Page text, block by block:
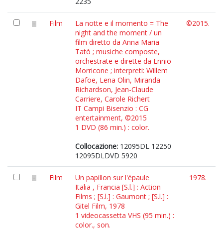
Film
La notte e il momento = The
night and the moment / un
film diretto da Anna Maria
Tatò ; musiche composte,
orchestrate e dirette da Ennio
Morricone ; interpreti: Willem
Dafoe, Lena Olin, Miranda
Richardson, Jean-Claude
Carriere, Carole Richert
IT Campi Bisenzio : CG
entertainment, ©2015
1 DVD (86 min.) : color.
Collocazione: 12095DL 12250
12095DLDVD 5920
©2015.
Film
Un papillon sur l'épaule
Italia , Francia [S.l.] : Action
Films ; [S.l.] : Gaumont ; [S.l.] :
Gitel Film, 1978
1 videocassetta VHS (95 min.) :
color., son.
1978.